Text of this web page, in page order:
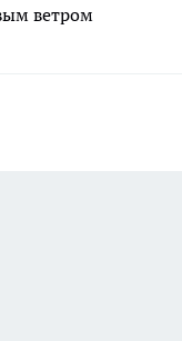
ветром